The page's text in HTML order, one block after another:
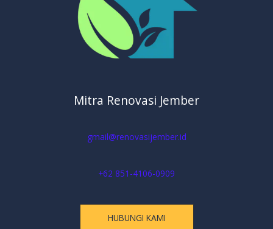
Mitra Renovasi Jember
gmail@renovasijember.id
+62 851-4106-0909
HUBUNGI KAMI